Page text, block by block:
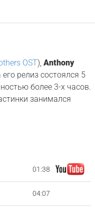
OST),Anthony
его релиз состоялся 5
более 3-х часов.
занимался
01:38
04:07